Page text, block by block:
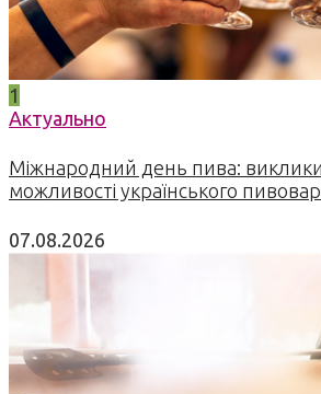
1
Актуально
Міжнародний день пива: виклики
можливості українського
07.08.2026